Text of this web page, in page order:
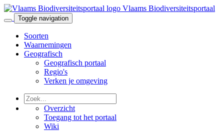
Vlaams Biodiversiteitsportaal
Toggle navigation
Soorten
Waarnemingen
Geografisch
Geografisch portaal
Regio's
Verken je omgeving
Overzicht
Toegang tot het portaal
Wiki